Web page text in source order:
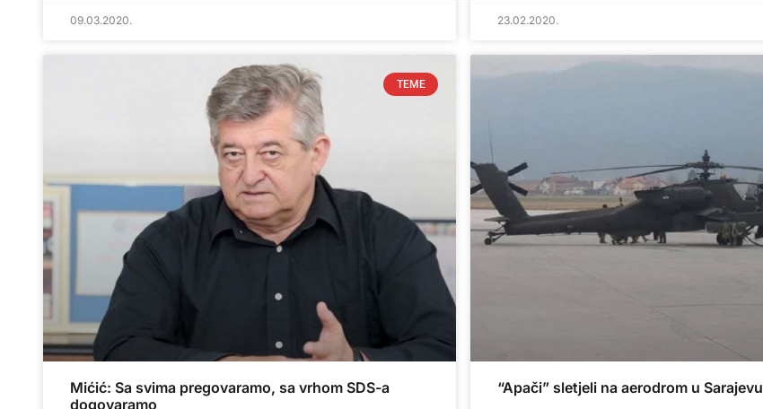
09.03.2020. 23.02.2020.
TEME
Mićić: Sa svima pregovaramo, sa vrhom SDS-a
dogovaramo
“Apači” sletjeli na aerodrom u Sarajevu